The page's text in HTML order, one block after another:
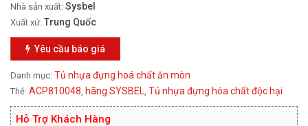
Nhà sản xuất: Sysbel
Xuất xứ: Trung Quốc
Yêu cầu báo giá
Danh mục: Tủ nhựa đựng hoá chất ăn mòn
Thẻ: ACP810048, hãng SYSBEL, Tủ nhựa đựng hóa chất độc hại
Hỗ Trợ Khách Hàng